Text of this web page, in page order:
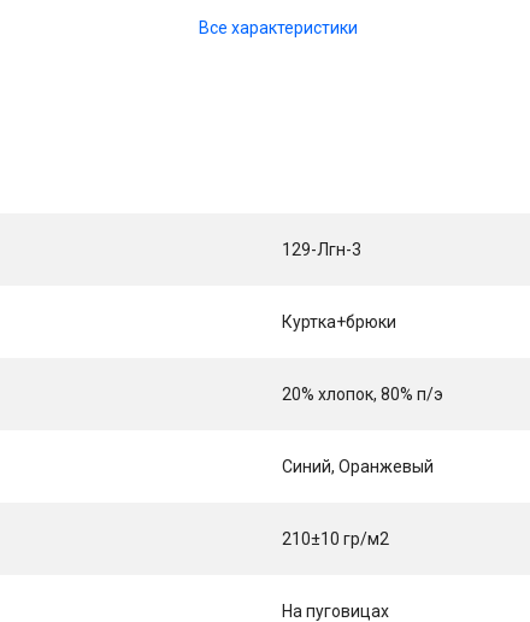
Все характеристики
129-Лгн-3
Куртка+брюки
20% хлопок, 80% п/э
Синий, Оранжевый
210±10 гр/м2
На пуговицах